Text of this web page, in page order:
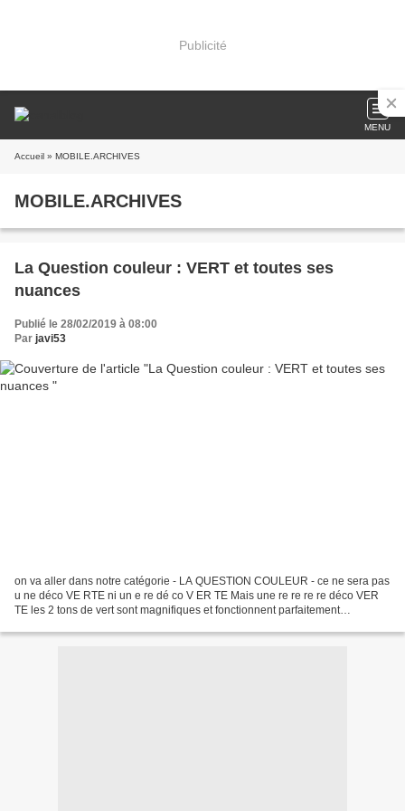
Publicité
MENU
Accueil » MOBILE.ARCHIVES
MOBILE.ARCHIVES
La Question couleur : VERT et toutes ses
nuances
Publié le 28/02/2019 à 08:00
Par javi53
on va aller dans notre catégorie - LA QUESTION COULEUR - ce ne sera pas
u ne déco VE RTE ni un e re dé co V ER TE Mais une re re re re déco VER
TE les 2 tons de vert sont magnifiques et fonctionnent parfaitement